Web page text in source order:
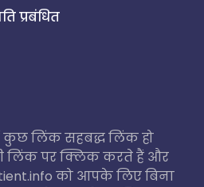
प्रबंधित
लिंक सहबद्ध लिंक हो
लिंक पर क्लिक करते हैं और
को आपके लिए बिना